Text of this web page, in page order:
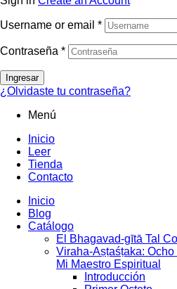
Username or email *
Contraseña *
Ingresar
¿Olvidaste tu contraseña?
Menú
Inicio
Leer
Tienda
Contacto
Inicio
Blog
Catálogo
El Bhagavad-gītā Tal
Viraha-Aṣṭaśṭaka:
Mi Maestro Espiritual
Introducción